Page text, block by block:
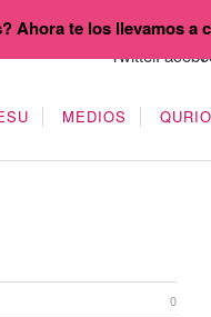
MEDIOS
0
Ahora te los llevamos a